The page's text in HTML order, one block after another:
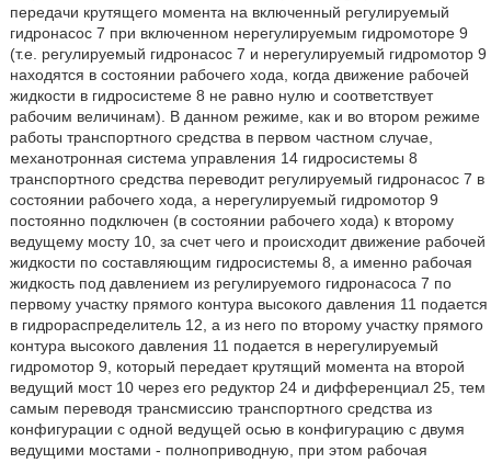
передачи крутящего момента на включенный регулируемый
гидронасос 7 при включенном нерегулируемым гидромоторе 9
(т.е. регулируемый гидронасос 7 и нерегулируемый гидромотор 9
находятся в состоянии рабочего хода, когда движение рабочей
жидкости в гидросистеме 8 не равно нулю и соответствует
рабочим величинам). В данном режиме, как и во втором режиме
работы транспортного средства в первом частном случае,
механотронная система управления 14 гидросистемы 8
транспортного средства переводит регулируемый гидронасос 7 в
состоянии рабочего хода, а нерегулируемый гидромотор 9
постоянно подключен (в состоянии рабочего хода) к второму
ведущему мосту 10, за счет чего и происходит движение рабочей
жидкости по составляющим гидросистемы 8, а именно рабочая
жидкость под давлением из регулируемого гидронасоса 7 по
первому участку прямого контура высокого давления 11 подается
в гидрораспределитель 12, а из него по второму участку прямого
контура высокого давления 11 подается в нерегулируемый
гидромотор 9, который передает крутящий момента на второй
ведущий мост 10 через его редуктор 24 и дифференциал 25, тем
самым переводя трансмиссию транспортного средства из
конфигурации с одной ведущей осью в конфигурацию с двумя
ведущими мостами - полноприводную, при этом рабочая